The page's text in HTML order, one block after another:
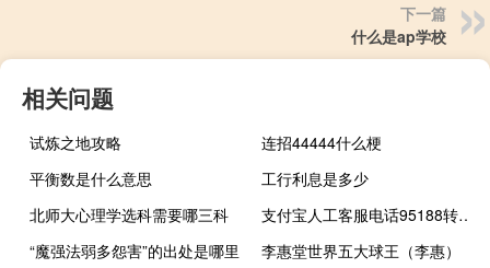
下一篇
什么是ap学校
相关问题
试炼之地攻略
连招44444什么梗
平衡数是什么意思
工行利息是多少
北师大心理学选科需要哪三科
支付宝人工客服电话95188转人工（支付宝人工客服）
“魔强法弱多怨害”的出处是哪里
李惠堂世界五大球王（李惠）